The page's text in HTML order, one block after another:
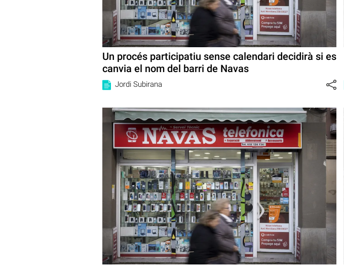
Un procés participatiu sense calendari decidirà si es
canvia el nom del barri de Navas
Jordi Subirana